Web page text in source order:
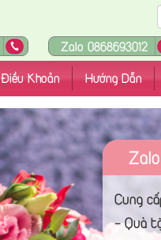
Zalo 0868693012
Điều Khoản Hướng Dẫn
Cung
- Quà